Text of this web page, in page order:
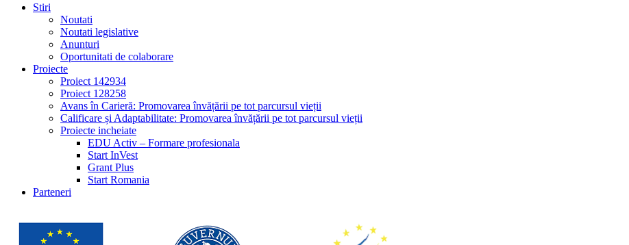
Stiri
Noutati
Noutati legislative
Anunturi
Oportunitati de colaborare
Proiecte
Proiect 142934
Proiect 128258
Avans în Carieră: Promovarea învățării pe tot parcursul vieții
Calificare și Adaptabilitate: Promovarea învățării pe tot parcursul vieții
Proiecte incheiate
EDU Activ – Formare profesionala
Start InVest
Grant Plus
Start Romania
Parteneri